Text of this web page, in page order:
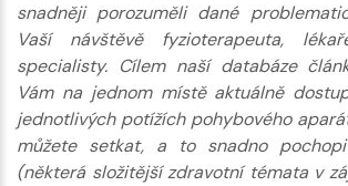
snadněji porozuměli dané
Vaší návštěvě fyzioterapeuta,
specialisty. Cílem naší databáze
Vám na jednom místě aktuálně
jednotlivých potížích pohybového
můžete setkat, a to snadno
(některá složitější zdravotní témata v